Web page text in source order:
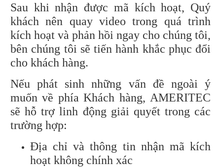
Sau khi nhận được mã kích hoạt, Quý
khách nên quay video trong quá trình
kích hoạt và phản hồi ngay cho chúng tôi,
bên chúng tôi sẽ tiến hành khắc phục đổi
cho khách hàng.
Nếu phát sinh những vấn đề ngoài ý
muốn về phía Khách hàng, AMERITEC
sẽ hỗ trợ linh động giải quyết trong các
trường hợp:
Địa chỉ và thông tin nhận mã kích
hoạt không chính xác